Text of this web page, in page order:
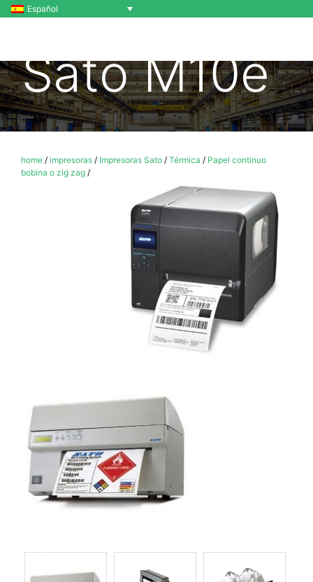
Español
Sato M10e
home / impresoras / Impresoras Sato / Térmica / Papel continuo
bobina o zig zag /